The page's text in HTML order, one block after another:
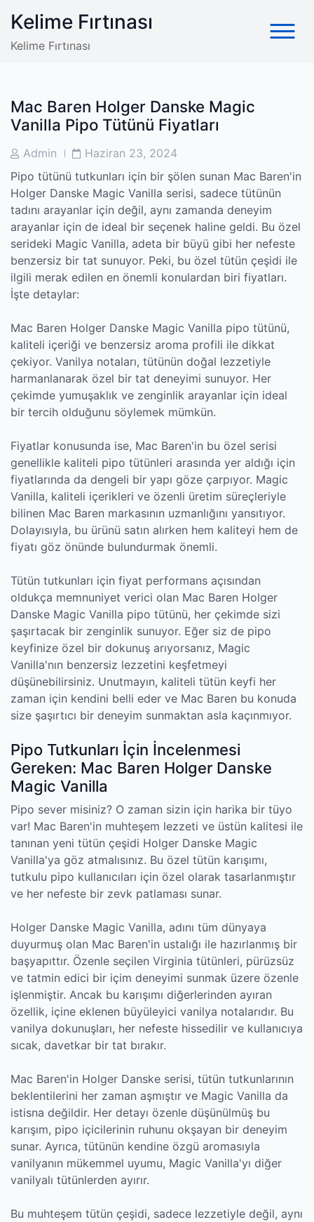
content
Kelime Fırtınası
Kelime Fırtınası
Mac Baren Holger Danske Magic
Vanilla Pipo Tütünü Fiyatları
PostAdmin
PostHaziran 23, 2024
Pipo tütünü tutkunları için bir şölen sunan Mac Baren'in
Holger Danske Magic Vanilla serisi, sadece tütünün
tadını arayanlar için değil, aynı zamanda deneyim
arayanlar için de ideal bir seçenek haline geldi. Bu özel
serideki Magic Vanilla, adeta bir büyü gibi her nefeste
benzersiz bir tat sunuyor. Peki, bu özel tütün çeşidi ile
ilgili merak edilen en önemli konulardan biri fiyatları.
İşte detaylar:
Mac Baren Holger Danske Magic Vanilla pipo tütünü,
kaliteli içeriği ve benzersiz aroma profili ile dikkat
çekiyor. Vanilya notaları, tütünün doğal lezzetiyle
harmanlanarak özel bir tat deneyimi sunuyor. Her
çekimde yumuşaklık ve zenginlik arayanlar için ideal
bir tercih olduğunu söylemek mümkün.
Fiyatlar konusunda ise, Mac Baren'in bu özel serisi
genellikle kaliteli pipo tütünleri arasında yer aldığı için
fiyatlarında da dengeli bir yapı göze çarpıyor. Magic
Vanilla, kaliteli içerikleri ve özenli üretim süreçleriyle
bilinen Mac Baren markasının uzmanlığını yansıtıyor.
Dolayısıyla, bu ürünü satın alırken hem kaliteyi hem de
fiyatı göz önünde bulundurmak önemli.
Tütün tutkunları için fiyat performans açısından
oldukça memnuniyet verici olan Mac Baren Holger
Danske Magic Vanilla pipo tütünü, her çekimde sizi
şaşırtacak bir zenginlik sunuyor. Eğer siz de pipo
keyfinize özel bir dokunuş arıyorsanız, Magic
Vanilla'nın benzersiz lezzetini keşfetmeyi
düşünebilirsiniz. Unutmayın, kaliteli tütün keyfi her
zaman için kendini belli eder ve Mac Baren bu konuda
size şaşırtıcı bir deneyim sunmaktan asla kaçınmıyor.
Pipo Tutkunları İçin İncelenmesi
Gereken: Mac Baren Holger Danske
Magic Vanilla
Pipo sever misiniz? O zaman sizin için harika bir tüyo
var! Mac Baren'in muhteşem lezzeti ve üstün kalitesi ile
tanınan yeni tütün çeşidi Holger Danske Magic
Vanilla'ya göz atmalısınız. Bu özel tütün karışımı,
tutkulu pipo kullanıcıları için özel olarak tasarlanmıştır
ve her nefeste bir zevk patlaması sunar.
Holger Danske Magic Vanilla, adını tüm dünyaya
duyurmuş olan Mac Baren'in ustalığı ile hazırlanmış bir
başyapıttır. Özenle seçilen Virginia tütünleri, pürüzsüz
ve tatmin edici bir içim deneyimi sunmak üzere özenle
işlenmiştir. Ancak bu karışımı diğerlerinden ayıran
özellik, içine eklenen büyüleyici vanilya notalarıdır. Bu
vanilya dokunuşları, her nefeste hissedilir ve kullanıcıya
sıcak, davetkar bir tat bırakır.
Mac Baren'in Holger Danske serisi, tütün tutkunlarının
beklentilerini her zaman aşmıştır ve Magic Vanilla da
istisna değildir. Her detayı özenle düşünülmüş bu
karışım, pipo içicilerinin ruhunu okşayan bir deneyim
sunar. Ayrıca, tütünün kendine özgü aromasıyla
vanilyanın mükemmel uyumu, Magic Vanilla'yı diğer
vanilyalı tütünlerden ayırır.
Bu muhteşem tütün çeşidi, sadece lezzetiyle değil, aynı